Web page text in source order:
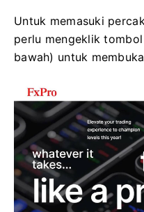
Untuk memasuki
perlu mengeklik
bawah) untuk